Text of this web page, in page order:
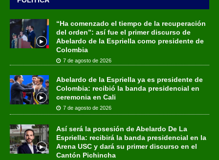
“Ha comenzado el tiempo de la recuperación
del orden”: así fue el primer discurso de
Abelardo de la Espriella como presidente de
Colombia
7 de agosto de 2026
Abelardo de la Espriella ya es presidente de
Colombia: recibió la banda presidencial en
ceremonia en Cali
7 de agosto de 2026
Así será la posesión de Abelardo De La
Espriella: recibirá la banda presidencial en la
Arena USC y dará su primer discurso en el
Cantón Pichincha